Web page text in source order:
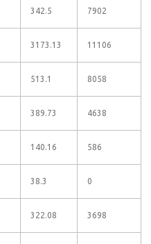
342.5 7902
3173.13 11106
513.1 8058
389.73 4638
140.16 586
38.3 0
322.08 3698